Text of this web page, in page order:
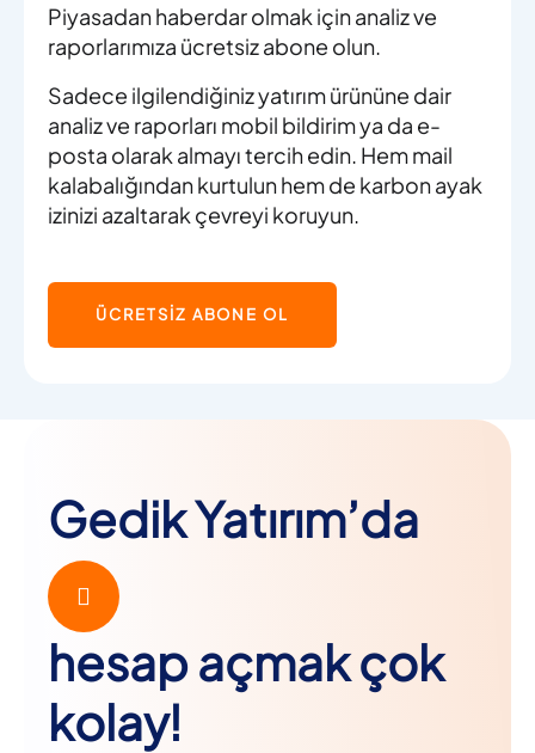
Piyasadan haberdar olmak için analiz ve
raporlarımıza ücretsiz abone olun.
Sadece ilgilendiğiniz yatırım ürününe dair
analiz ve raporları mobil bildirim ya da e-
posta olarak almayı tercih edin. Hem mail
kalabalığından kurtulun hem de karbon ayak
izinizi azaltarak çevreyi koruyun.
ÜCRETSİZ ABONE OL
Gedik Yatırım’da
hesap açmak çok
kolay!